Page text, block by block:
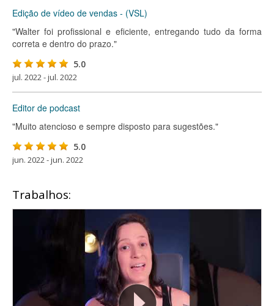
Edição de vídeo de vendas - (VSL)
"Walter foi profissional e eficiente, entregando tudo da forma
correta e dentro do prazo."
5.0
jul. 2022 - jul. 2022
Editor de podcast
"Muito atencioso e sempre disposto para sugestões."
5.0
jun. 2022 - jun. 2022
Trabalhos: